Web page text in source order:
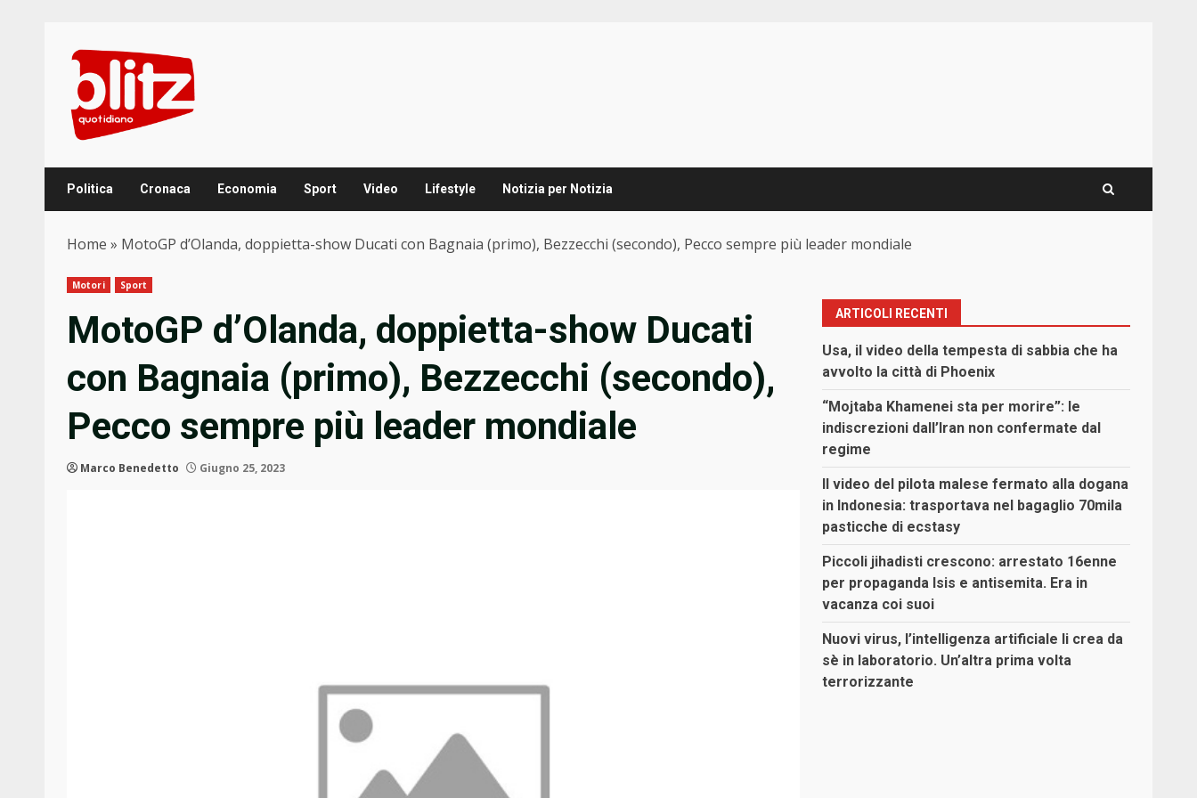
content
Politica Cronaca Economia Sport Video Lifestyle Notizia per Notizia
Home » MotoGP d’Olanda, doppietta-show Ducati con Bagnaia (primo), Bezzecchi (secondo), Pecco sempre più leader mondiale
Motori Sport
MotoGP d’Olanda, doppietta-show Ducati
con Bagnaia (primo), Bezzecchi (secondo),
Pecco sempre più leader mondiale
Marco Benedetto Giugno 25, 2023
ARTICOLI RECENTI
Usa, il video della tempesta di sabbia che ha
avvolto la città di Phoenix
“Mojtaba Khamenei sta per morire”: le
indiscrezioni dall’Iran non confermate dal
regime
Il video del pilota malese fermato alla dogana
in Indonesia: trasportava nel bagaglio 70mila
pasticche di ecstasy
Piccoli jihadisti crescono: arrestato 16enne
per propaganda Isis e antisemita. Era in
vacanza coi suoi
Nuovi virus, l’intelligenza artificiale li crea da
sè in laboratorio. Un’altra prima volta
terrorizzante